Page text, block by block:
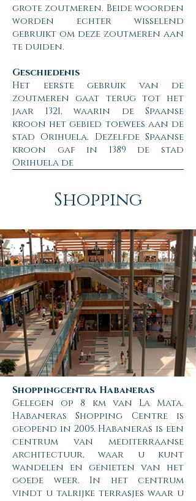
grote zoutmeren. Beide woorden
worden echter wisselend
gebruikt om deze zoutmeren aan
te duiden.
Geschiedenis
Het eerste gebruik van de
zoutmeren gaat terug tot het
jaar 1321, waarin de Spaanse
kroon het gebied toewees aan de
stad Orihuela. Dezelfde Spaanse
kroon gaf in 1389 de stad
Orihuela de
Shopping
Shoppingcentra Habaneras
Gelegen op 8 km van La Mata.
Habaneras Shopping Centre is
geopend in 2005. Habaneras is een
centrum van mediterraanse
architectuur, waar u kunt
wandelen en genieten van het
goede weer. In het centrum
vindt u talrijke terrasjes waar u